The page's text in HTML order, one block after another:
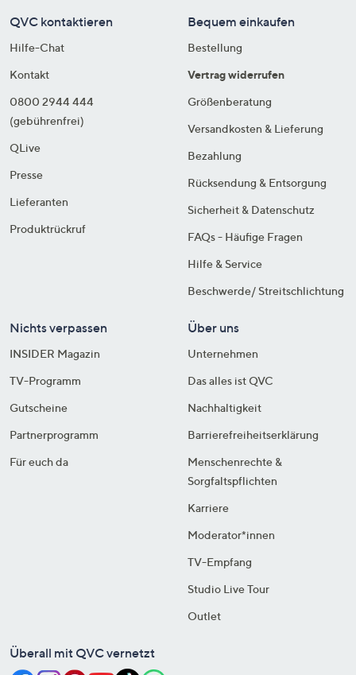
QVC kontaktieren
Hilfe-Chat
Kontakt
0800 2944 444
(gebührenfrei)
QLive
Presse
Lieferanten
Produktrückruf
Bequem einkaufen
Bestellung
Vertrag widerrufen
Größenberatung
Versandkosten & Lieferung
Bezahlung
Rücksendung & Entsorgung
Sicherheit & Datenschutz
FAQs - Häufige Fragen
Hilfe & Service
Beschwerde/ Streitschlichtung
Nichts verpassen
INSIDER Magazin
TV-Programm
Gutscheine
Partnerprogramm
Für euch da
Über uns
Unternehmen
Das alles ist QVC
Nachhaltigkeit
Barrierefreiheitserklärung
Menschenrechte &
Sorgfaltspflichten
Karriere
Moderator*innen
TV-Empfang
Studio Live Tour
Outlet
Überall mit QVC vernetzt